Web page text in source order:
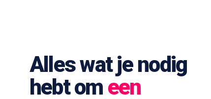
Alles wat je nodig
hebt om een